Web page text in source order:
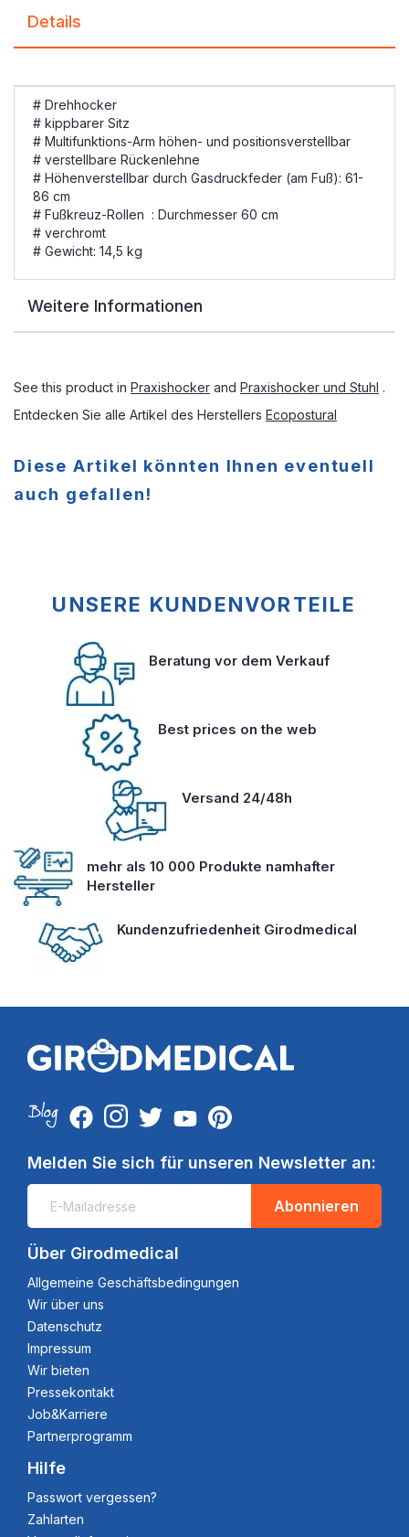
Details
# Drehhocker
# kippbarer Sitz
# Multifunktions-Arm höhen- und positionsverstellbar
# verstellbare Rückenlehne
# Höhenverstellbar durch Gasdruckfeder (am Fuß): 61-
86 cm
# Fußkreuz-Rollen : Durchmesser 60 cm
# verchromt
# Gewicht: 14,5 kg
Weitere Informationen
See this product in Praxishocker and Praxishocker und Stuhl .
Entdecken Sie alle Artikel des Herstellers Ecopostural
Diese Artikel könnten Ihnen eventuell
auch gefallen!
UNSERE KUNDENVORTEILE
Beratung vor dem Verkauf
Best prices on the web
Versand 24/48h
mehr als 10 000 Produkte namhafter
Hersteller
Kundenzufriedenheit Girodmedical
Melden Sie sich für unseren Newsletter an:
Abonnieren
Über Girodmedical
Allgemeine Geschäftsbedingungen
Wir über uns
Datenschutz
Impressum
Wir bieten
Pressekontakt
Job&Karriere
Partnerprogramm
Hilfe
Passwort vergessen?
Zahlarten